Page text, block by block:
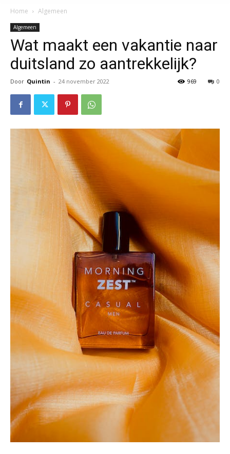
Home Algemeen
Algemeen
Wat maakt een vakantie naar
duitsland zo aantrekkelijk?
Door Quintin - 24 november 2022 0
969